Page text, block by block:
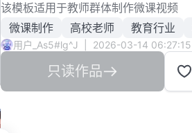
该模板适用于教师群体制作微课视频
微课制作
高校老师 教育行业
用户_As5#lg^J 2026-03-14 06:27:15
只读作品